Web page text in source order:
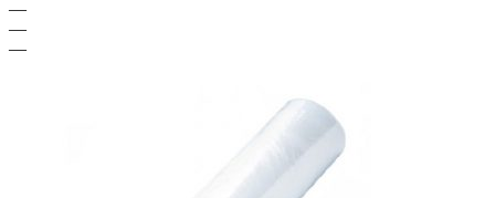
—
—
—